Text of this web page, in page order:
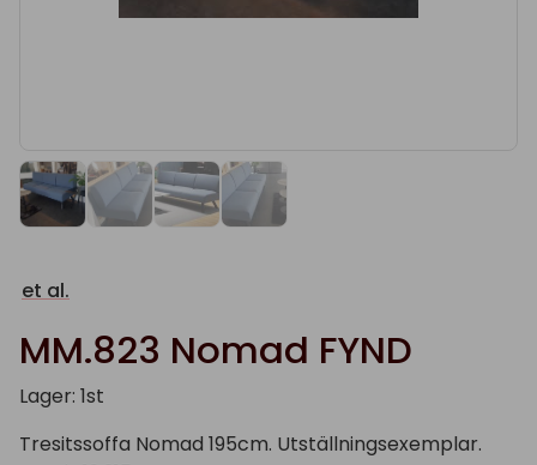
et al.
MM.823 Nomad FYND
Lager: 1st
Tresitssoffa Nomad 195cm. Utställningsexemplar.